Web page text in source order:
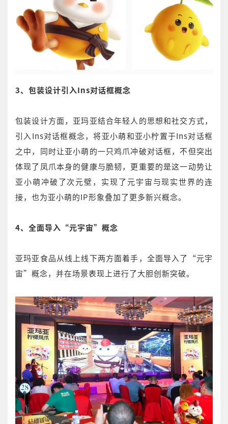
3、包装设计引入Ins对话框概念
包装设计方面，亚玛亚结合年轻人的思想和社交方式，
引入Ins对话框概念，将亚小萌和亚小柠置于Ins对话框
之中，同时让亚小萌的一只鸡爪冲破对话框，不但突出
体现了凤爪本身的健康与脆韧，更重要的是这一动势让
亚小萌冲破了次元壁，实现了元宇宙与现实世界的连
接，也为亚小萌的IP形象叠加了更多新兴概念。
4、全面导入“元宇宙”概念
亚玛亚食品从线上线下两方面着手，全面导入了“元宇
宙”概念，并在场景表现上进行了大胆创新突破。